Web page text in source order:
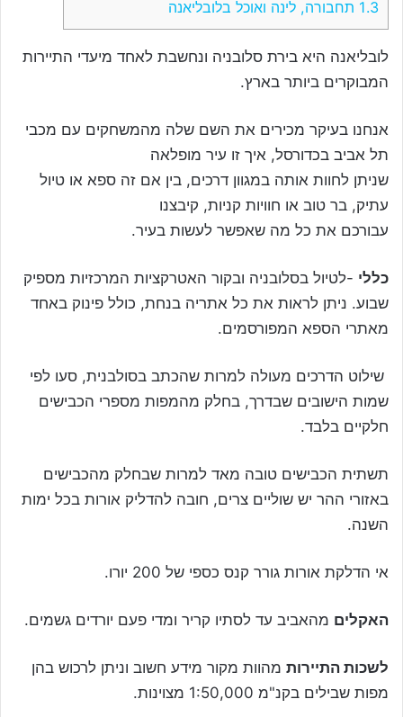
1.3 תחבורה, לינה ואוכל בלובליאנה
לובליאנה היא בירת סלובניה ונחשבת לאחד מיעדי התיירות
המבוקרים ביותר בארץ.
אנחנו בעיקר מכירים את השם שלה מהמשחקים עם מכבי
תל אביב בכדורסל, איך זו עיר מופלאה
שניתן לחוות אותה במגוון דרכים, בין אם זה ספא או טיול
עתיק, בר טוב או חוויות קניות, קיבצנו
עבורכם את כל מה שאפשר לעשות בעיר.
כללי -לטיול בסלובניה ובקור האטרקציות המרכזיות מספיק
שבוע. ניתן לראות את כל אתריה בנחת, כולל פינוק באחד
מאתרי הספא המפורסמים.
שילוט הדרכים מעולה למרות שהכתב בסולבנית, סעו לפי
שמות הישובים שבדרך, בחלק מהמפות מספרי הכבישים
חלקיים בלבד.
תשתית הכבישים טובה מאד למרות שבחלק מהכבישים
באזורי ההר יש שוליים צרים, חובה להדליק אורות בכל ימות
השנה.
אי הדלקת אורות גורר קנס כספי של 200 יורו.
האקלים מהאביב עד לסתיו קריר ומדי פעם יורדים גשמים.
לשכות התיירות מהוות מקור מידע חשוב וניתן לרכוש בהן
מפות שבילים בקנ"מ 1:50,000 מצוינות.